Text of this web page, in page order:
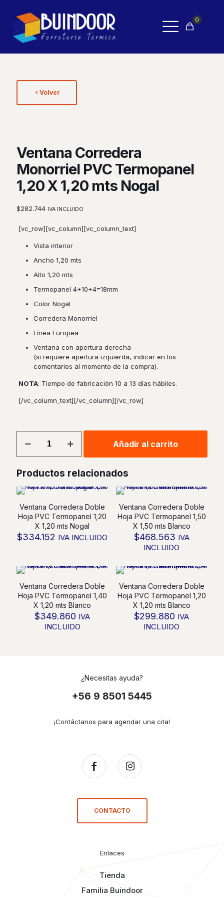
0
Volver
Ventana Corredera
Monorriel PVC Termopanel
1,20 X 1,20 mts Nogal
$282.744 IVA INCLUIDO
[vc_row][vc_column][vc_column_text]
Vista interior
Ancho 1,20 mts
Alto 1,20 mts
Termopanel 4+10+4=18mm
Color Nogal
Corredera Monorriel
Línea Europea
Ventana con apertura derecha
(si requiere apertura izquierda, indicar en los
comentarios al momento de la compra).
NOTA: Tiempo de fabricación 10 a 13 días hábiles.
[/vc_column_text][/vc_column][/vc_row]
Corredera
Termopanel
X
mts
Nogal
cantidad
Añadir al carrito
Alternative:
Productos relacionados
Ventana Corredera Doble
Hoja PVC Termopanel 1,20
X 1,20 mts Nogal
$334.152 IVA INCLUIDO
Ventana Corredera Doble
Hoja PVC Termopanel 1,50
X 1,50 mts Blanco
$468.563 IVA
INCLUIDO
Ventana Corredera Doble
Hoja PVC Termopanel 1,40
X 1,20 mts Blanco
$349.860 IVA
INCLUIDO
Ventana Corredera Doble
Hoja PVC Termopanel 1,20
X 1,20 mts Blanco
$299.880 IVA
INCLUIDO
¿Necesitas ayuda?
+56 9 8501 5445
¡Contáctanos para agendar una cita!
CONTACTO
Enlaces
Tienda
Familia Buindoor